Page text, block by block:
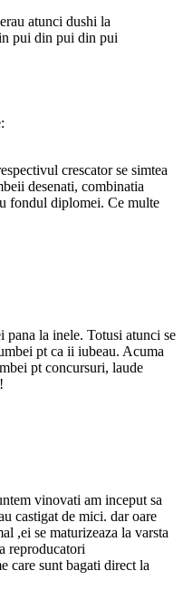
atunci dushi la
pui din pui din pui
crescator se simtea
desenati, combinatia
fondul diplomei. Ce multe
la inele. Totusi atunci se
pt ca ii iubeau. Acuma
pt concursuri, laude
vinovati am inceput sa
castigat de mici. dar oare
,ei se maturizeaza la varsta
reproducatori
care sunt bagati direct la